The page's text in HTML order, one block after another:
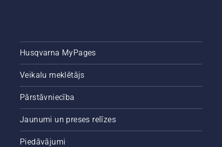
eļļošana
darbojas
pareizi.
Vispirms
eļļas
motorzāģi
un
Husqvarna MyPages
Veikalu meklētājs
Pārstāvniecība
Jaunumi un preses relīzes
Piedāvājumi